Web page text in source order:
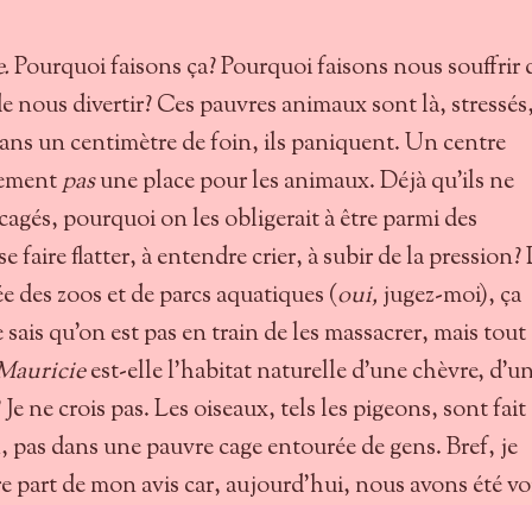
Pourquoi faisons ça? Pourquoi faisons nous souffrir
nous divertir? Ces pauvres animaux sont là,
un centimètre de foin, ils paniquent. Un centre
pasune place pour les animaux. Déjà qu'ils ne
pourquoi on les obligerait à être parmi des
faire flatter, à entendre crier, à subir de la pression?
des zoos et de parcs aquatiques (oui, jugez-moi), ça
sais qu'on est pas en train de les massacrer, mais tout
est-elle l'habitat naturelle d'une chèvre,
ne crois pas. Les oiseaux, tels les pigeons, sont fait
dans une pauvre cage entourée de gens. Bref, je
part de mon avis car, aujourd'hui, nous avons été